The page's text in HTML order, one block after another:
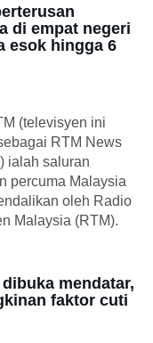
di empat negeri
esok hingga 6
(televisyen ini
RTM News
ialah saluran
percuma Malaysia
oleh Radio
Malaysia (RTM).
mendatar,
faktor cuti